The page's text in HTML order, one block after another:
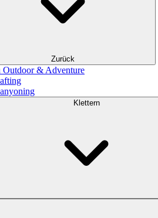
Zurück
Outdoor & Adventure
Klettern